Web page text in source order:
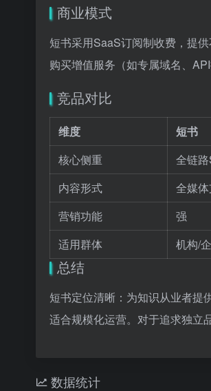
商业模式
短书采用SaaS订阅制收费，提
购买增值服务（如专属域名、API
竞品对比
维度 短书
核心侧重
全链
内容形式
全媒
营销功能
强
适用群体
机构/
总结
短书定位清晰：为知识从业者提
适合规模化运营。对于追求独立
数据统计